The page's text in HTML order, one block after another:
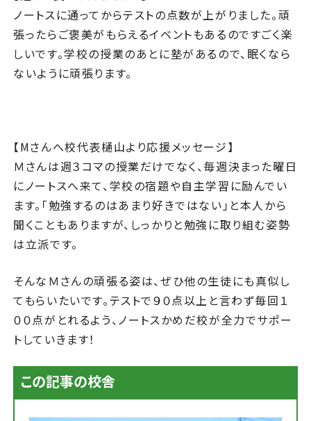
ノートスに通ってからテストの点数が上がりました。頑
張ったらご褒美がもらえるイベントもあるのですごく楽
しいです。学校の授業のあとに塾があるので、眠くなら
ないように頑張ります。
【Mさんへ校代表樋山より応援メッセージ】
Ｍさんは週３コマの授業だけでなく、毎週決まった曜日
にノートスへ来て、学校の宿題や自主学習に励んでい
ます。「勉強するのはあまり好きではない」と本人から
聞くこともありますが、しっかりと勉強に取り組む姿勢
は立派です。
そんなＭさんの頑張る姿は、ぜひ他の生徒にも真似し
てもらいたいです。テストで９０点以上と言わず毎回１
００点がとれるよう、ノートスかめだ校が全力でサポー
トしていきます！
この記事の校舎